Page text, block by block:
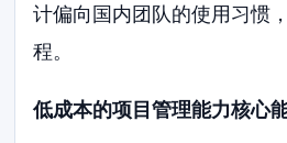
计偏向国内团队的使用习惯
程。
低成本的项目管理能力核心